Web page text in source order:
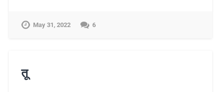
May 31, 2022 6
तू